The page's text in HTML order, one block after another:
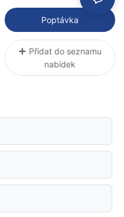
Sunwith Healthy
Poptávka
Přidat do seznamu
nabídek